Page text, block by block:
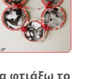
φτιάξω το